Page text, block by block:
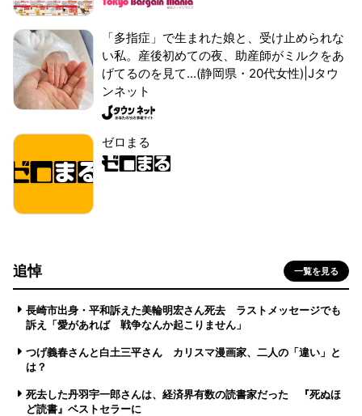
「多指症」で生まれた娘と、受け止められな
い私。産後初めての夜、助産師がミルクをあ
げてるのを見て...(静岡県・20代女性)|Jタウ
ンネット
ゼロまる
追悼 一覧を見る
長崎市出身・平和訴えた美輪明宏さん死去 ラストメッセージでも
訴え「愛があれば 戦争なんか起こりません」
つげ義春さんと白土三平さん カリスマ漫画家、二人の「違い」と
は？
死去した丹羽宇一郎さんは、経済界有数の読書家だった 『死ぬほ
ど読書』ベストセラーに